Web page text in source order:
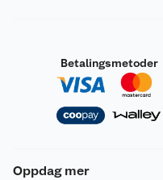
Betalingsmetoder
Oppdag mer